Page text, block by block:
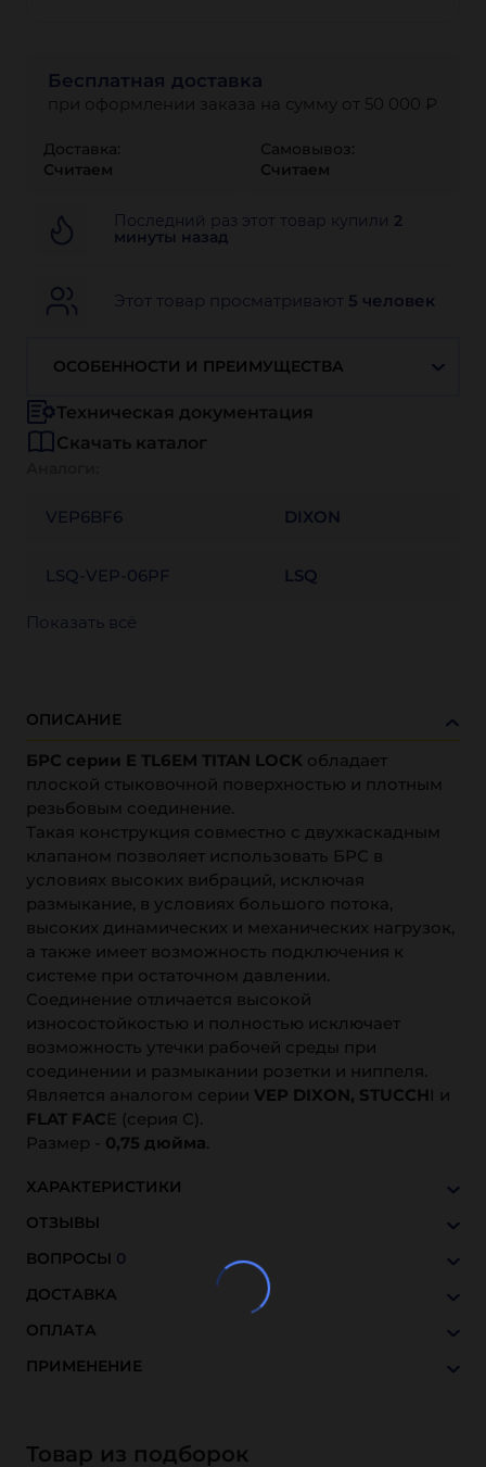
Бесплатная доставка
при оформлении заказа на сумму от 50 000 ₽
Доставка:
Считаем
Самовывоз:
Считаем
Последний раз этот товар купили 2
минуты назад
Этот товар просматривают 5 человек
ОСОБЕННОСТИ И ПРЕИМУЩЕСТВА
Техническая документация
Скачать каталог
VEP6BF6 DIXON
LSQ-VEP-06PF LSQ
Показать всё
ОПИСАНИЕ
БРС серии E TL6EM TITAN LOCK обладает
плоской стыковочной поверхностью и плотным
резьбовым соединение.
Такая конструкция совместно с двухкаскадным
клапаном позволяет использовать БРС в
условиях высоких вибраций, исключая
размыкание, в условиях большого потока,
высоких динамических и механических нагрузок,
а также имеет возможность подключения к
системе при остаточном давлении.
Соединение отличается высокой
износостойкостью и полностью исключает
возможность утечки рабочей среды при
соединении и размыкании розетки и ниппеля.
Является аналогом серии VEP DIXON, STUCCHI и
FLAT FACE (серия C).
Размер - 0,75 дюйма.
ХАРАКТЕРИСТИКИ
ОТЗЫВЫ
ВОПРОСЫ 0
ДОСТАВКА
ОПЛАТА
ПРИМЕНЕНИЕ
Товар из подборок